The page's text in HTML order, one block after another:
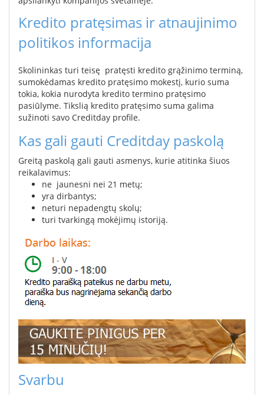
Kredito pratęsimas ir atnaujinimo
politikos informacija
Skolininkas turi teisę pratęsti kredito grąžinimo terminą,
sumokėdamas kredito pratęsimo mokestį, kurio suma
tokia, kokia nurodyta kredito termino pratęsimo
pasiūlyme. Tikslią kredito pratęsimo suma galima
sužinoti savo Creditday profile.
Kas gali gauti Creditday paskolą
Greitą paskolą gali gauti asmenys, kurie atitinka šiuos
reikalavimus:
ne jaunesni nei 21 metų;
yra dirbantys;
neturi nepadengtų skolų;
turi tvarkingą mokėjimų istoriją.
Svarbu